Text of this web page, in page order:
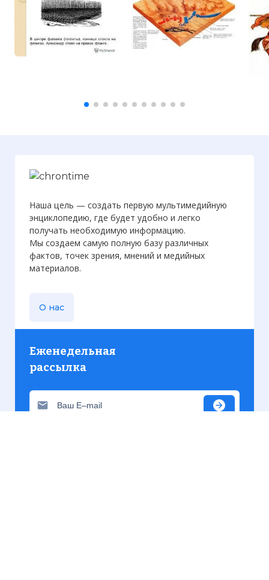
Наша цель — создать первую мультимедийную
энциклопедию, где будет удобно и легко
получать необходимую информацию.
Мы создаем самую полную базу различных
фактов, точек зрения, мнений и медийных
материалов.
О нас
Еженедельная
рассылка